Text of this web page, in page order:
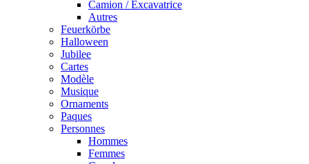
Camion / Excavatrice
Autres
Feuerkörbe
Halloween
Jubilee
Cartes
Modèle
Musique
Ornaments
Paques
Personnes
Hommes
Femmes